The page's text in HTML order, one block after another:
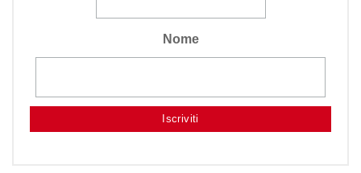
Nome